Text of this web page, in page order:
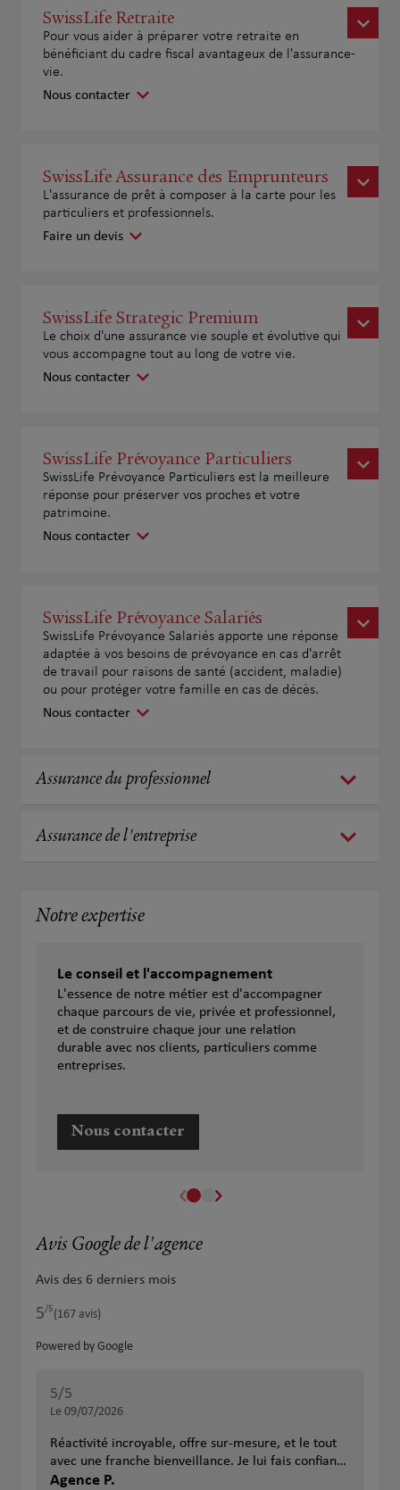
SwissLife Retraite
Pour vous aider à préparer votre retraite en
bénéficiant du cadre fiscal avantageux de l'assurance-
vie.
Nous contacter
SwissLife Assurance des Emprunteurs
L'assurance de prêt à composer à la carte pour les
particuliers et professionnels.
Faire un devis
SwissLife Strategic Premium
Le choix d'une assurance vie souple et évolutive qui
vous accompagne tout au long de votre vie.
Nous contacter
SwissLife Prévoyance Particuliers
SwissLife Prévoyance Particuliers est la meilleure
réponse pour préserver vos proches et votre
patrimoine.
Nous contacter
SwissLife Prévoyance Salariés
SwissLife Prévoyance Salariés apporte une réponse
adaptée à vos besoins de prévoyance en cas d'arrêt
de travail pour raisons de santé (accident, maladie)
ou pour protéger votre famille en cas de décès.
Nous contacter
Assurance du professionnel
Assurance de l'entreprise
Notre expertise
Le conseil et l'accompagnement
L'essence de notre métier est d'accompagner
chaque parcours de vie, privée et professionnel,
et de construire chaque jour une relation
durable avec nos clients, particuliers comme
entreprises.
Nous contacter
Avis Google de l'agence
Avis des 6 derniers mois
5/5Note de 5 sur 5
(167 avis)
Powered by Google
5/5
Le 09/07/2026
Réactivité incroyable, offre sur-mesure, et le tout
avec une franche bienveillance. Je lui fais confiance
les yeux fermés !
Agence P.